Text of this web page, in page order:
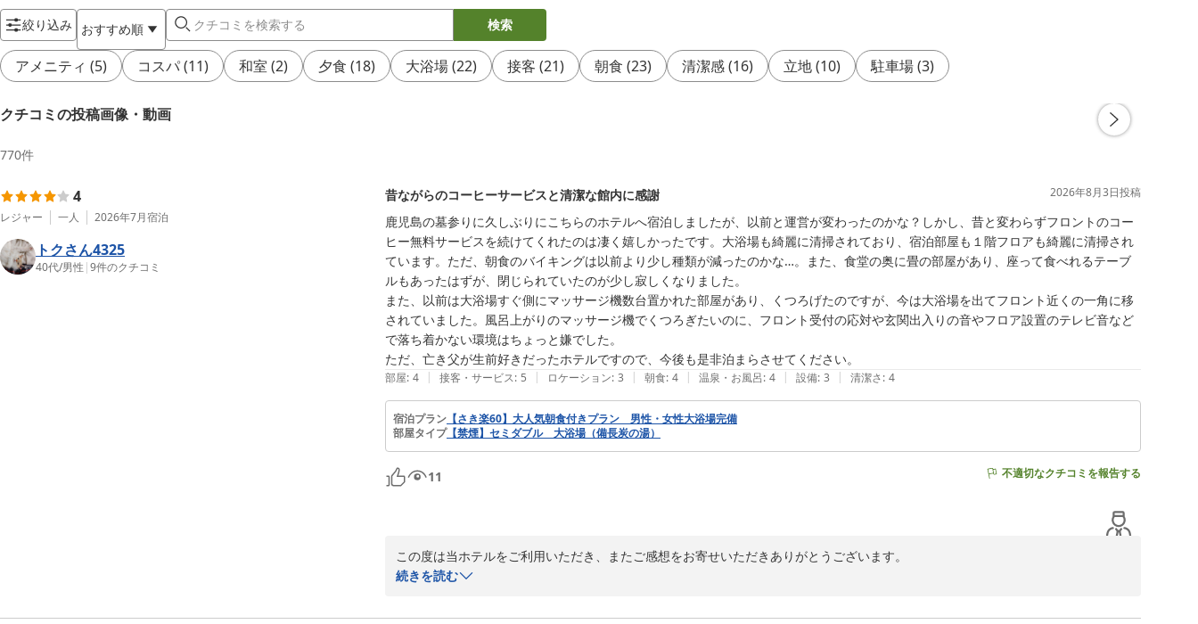
絞り込み おすすめ順 検索
アメニティ (5) コスパ(11) 和室 (2) 夕食 (18) 大浴場(22) 接客 (21) 朝食 (23) 清潔感(16) 立地(10) 駐車場(3)
クチコミの投稿画像・動画
770件
4
レジャー 一人 2026年7月宿泊
トクさん4325
40代/男性 |9件のクチコミ
昔ながらのコーヒーサービスと清潔な館内に感謝 2026年8月3日投稿
鹿児島の墓参りに久しぶりにこちらのホテルへ宿泊しましたが、以前と運営が変わったのかな？しかし、昔と変わらずフロントのコー
ヒー無料サービスを続けてくれたのは凄く嬉しかったです。大浴場も綺麗に清掃されており、宿泊部屋も１階フロアも綺麗に清掃され
ています。ただ、朝食のバイキングは以前より少し種類が減ったのかな…。また、食堂の奥に畳の部屋があり、座って食べれるテーブ
ルもあったはずが、閉じられていたのが少し寂しくなりました。
また、以前は大浴場すぐ側にマッサージ機数台置かれた部屋があり、くつろげたのですが、今は大浴場を出てフロント近くの一角に移
されていました。風呂上がりのマッサージ機でくつろぎたいのに、フロント受付の応対や玄関出入りの音やフロア設置のテレビ音など
で落ち着かない環境はちょっと嫌でした。
ただ、亡き父が生前好きだったホテルですので、今後も是非泊まらさせてください。
部屋: 4 | 接客・サービス: 5 | ロケーション: 3 | 朝食: 4 | 温泉・お風呂: 4 | 設備: 3 | 清潔さ: 4
宿泊プラン 【さき楽60】大人気朝食付きプラン 男性・女性大浴場完備
部屋タイプ【禁煙】セミダブル 大浴場（備長炭の湯）
11 不適切なクチコミを報告する
この度は当ホテルをご利用いただき、またご感想をお寄せいただきありがとうございます。
だけたこと、大変嬉しく思います。
続きを読む